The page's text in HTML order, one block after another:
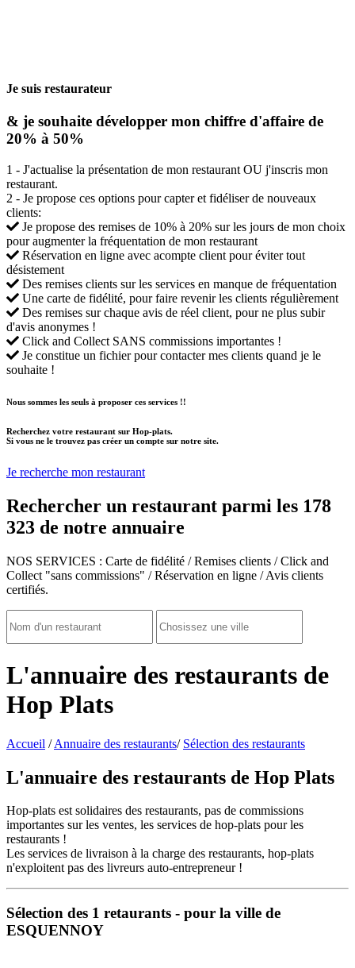
Je suis restaurateur
& je souhaite développer mon chiffre d'affaire de
20% à 50%
1 - J'actualise la présentation de mon restaurant OU j'inscris mon
restaurant.
2 - Je propose ces options pour capter et fidéliser de nouveaux
clients:
Je propose des remises de 10% à 20% sur les jours de mon choix
pour augmenter la fréquentation de mon restaurant
Réservation en ligne avec acompte client pour éviter tout
désistement
Des remises clients sur les services en manque de fréquentation
Une carte de fidélité, pour faire revenir les clients régulièrement
Des remises sur chaque avis de réel client, pour ne plus subir
d'avis anonymes !
Click and Collect SANS commissions importantes !
Je constitue un fichier pour contacter mes clients quand je le
souhaite !
Nous sommes les seuls à proposer ces services !!
Recherchez votre restaurant sur Hop-plats.
Si vous ne le trouvez pas créer un compte sur notre site.
Je recherche mon restaurant
Rechercher un restaurant parmi les 178
323 de notre annuaire
NOS SERVICES : Carte de fidélité / Remises clients / Click and
Collect "sans commissions" / Réservation en ligne / Avis clients
certifiés.
L'annuaire des restaurants de
Hop Plats
Accueil /Annuaire des restaurants/ Sélection des restaurants
L'annuaire des restaurants de Hop Plats
Hop-plats est solidaires des restaurants, pas de commissions
importantes sur les ventes, les services de hop-plats pour les
restaurants !
Les services de livraison à la charge des restaurants, hop-plats
n'exploitent pas des livreurs auto-entrepreneur !
Sélection des 1 retaurants - pour la ville de
ESQUENNOY